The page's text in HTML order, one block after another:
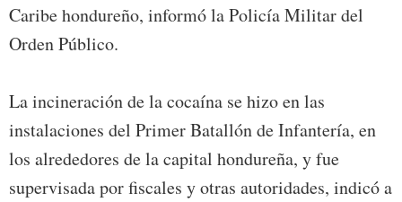
Caribe hondureño, informó la Policía Militar del
Orden Público.
La incineración de la cocaína se hizo en las
instalaciones del Primer Batallón de Infantería, en
los alrededores de la capital hondureña, y fue
supervisada por fiscales y otras autoridades, indicó a